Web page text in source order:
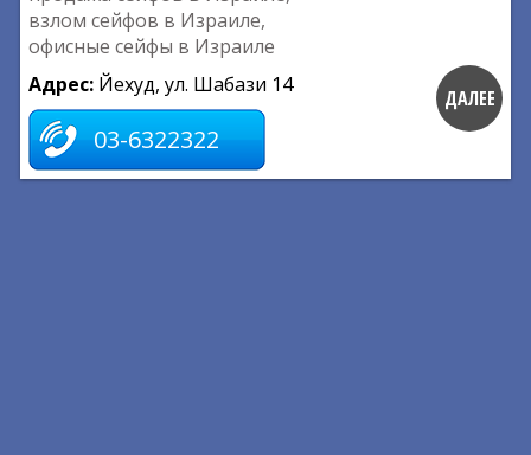
взлом сейфов в Израиле,
офисные сейфы в Израиле
Адрес: Йехуд, ул. Шабази 14
03-6322322
ДАЛЕЕ